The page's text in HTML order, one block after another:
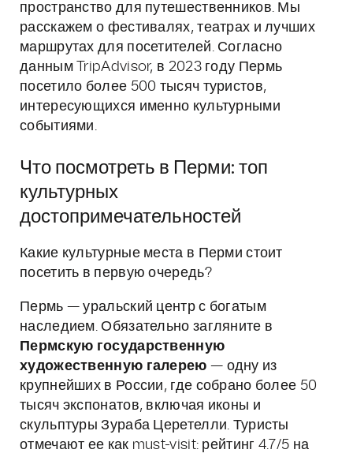
пространство для путешественников. Мы
расскажем о фестивалях, театрах и лучших
маршрутах для посетителей. Согласно
данным TripAdvisor, в 2023 году Пермь
посетило более 500 тысяч туристов,
интересующихся именно культурными
событиями.
Что посмотреть в Перми: топ
культурных
достопримечательностей
Какие культурные места в Перми стоит
посетить в первую очередь?
Пермь — уральский центр с богатым
наследием. Обязательно загляните в
Пермскую государственную
художественную галерею — одну из
крупнейших в России, где собрано более 50
тысяч экспонатов, включая иконы и
скульптуры Зураба Церетелли. Туристы
отмечают ее как must-visit: рейтинг 4.7/5 на